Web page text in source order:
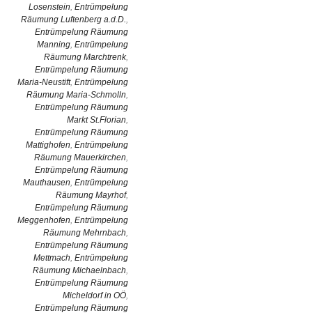
Losenstein, Entrümpelung
Räumung Luftenberg a.d.D.,
Entrümpelung Räumung
Manning, Entrümpelung
Räumung Marchtrenk,
Entrümpelung Räumung
Maria-Neustift, Entrümpelung
Räumung Maria-Schmolln,
Entrümpelung Räumung
Markt St.Florian,
Entrümpelung Räumung
Mattighofen, Entrümpelung
Räumung Mauerkirchen,
Entrümpelung Räumung
Mauthausen, Entrümpelung
Räumung Mayrhof,
Entrümpelung Räumung
Meggenhofen, Entrümpelung
Räumung Mehrnbach,
Entrümpelung Räumung
Mettmach, Entrümpelung
Räumung Michaelnbach,
Entrümpelung Räumung
Micheldorf in OÖ,
Entrümpelung Räumung